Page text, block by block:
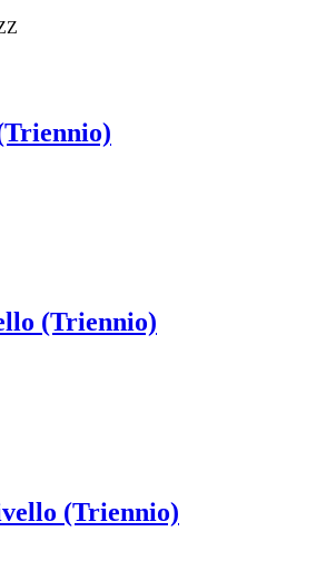
(Triennio)
(Triennio)